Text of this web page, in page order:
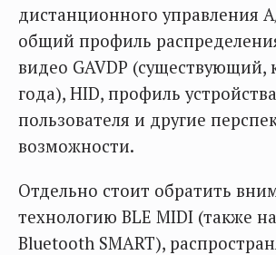
дистанционного управления A/
общий профиль
видео GAVDP (существующий,
года), HID, профиль
пользователя и другие
возможности.
Отдельно стоит обратить
технологию BLE MIDI (также
Bluetooth SMART),